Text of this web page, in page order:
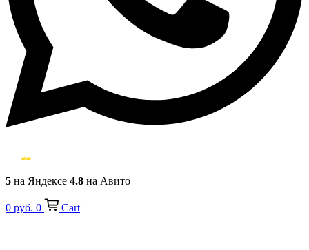
5 на Яндексе 4.8 на Авито
0 руб. 0 Cart